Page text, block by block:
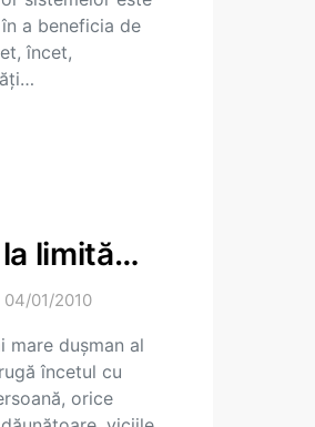
a beneficia de
încet,
limită…
04/01/2010
mare duşman al
încetul cu
orice